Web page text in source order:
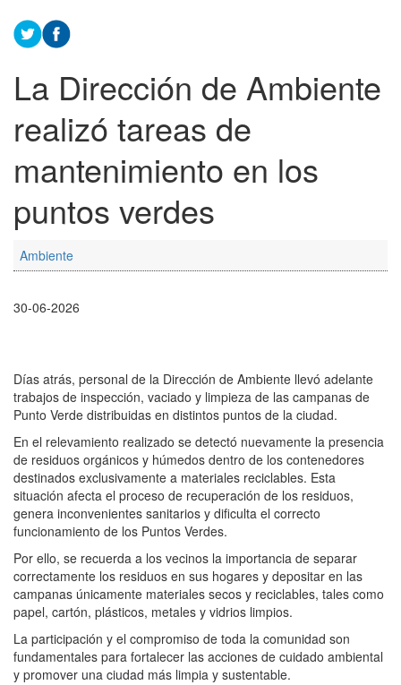
La Dirección de Ambiente
realizó tareas de
mantenimiento en los
puntos verdes
Ambiente
30-06-2026
Días atrás, personal de la Dirección de Ambiente llevó adelante
trabajos de inspección, vaciado y limpieza de las campanas de
Punto Verde distribuidas en distintos puntos de la ciudad.
En el relevamiento realizado se detectó nuevamente la presencia
de residuos orgánicos y húmedos dentro de los contenedores
destinados exclusivamente a materiales reciclables. Esta
situación afecta el proceso de recuperación de los residuos,
genera inconvenientes sanitarios y dificulta el correcto
funcionamiento de los Puntos Verdes.
Por ello, se recuerda a los vecinos la importancia de separar
correctamente los residuos en sus hogares y depositar en las
campanas únicamente materiales secos y reciclables, tales como
papel, cartón, plásticos, metales y vidrios limpios.
La participación y el compromiso de toda la comunidad son
fundamentales para fortalecer las acciones de cuidado ambiental
y promover una ciudad más limpia y sustentable.